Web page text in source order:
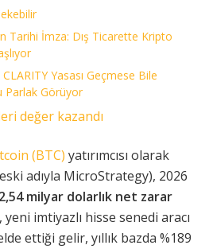
Tarihi İmza: Dış Ticarette Kripto
Yasası Geçmese Bile
Parlak Görüyor
değer kazandı
(BTC) yatırımcısı olarak
adıyla MicroStrategy), 2026
milyar dolarlık net zarar
imtiyazlı hisse senedi aracı
ettiği gelir, yıllık bazda %189